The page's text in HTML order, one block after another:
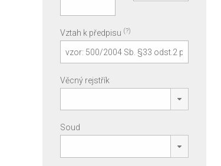
Vztah k předpisu (?)
Věcný rejstřík
Soud